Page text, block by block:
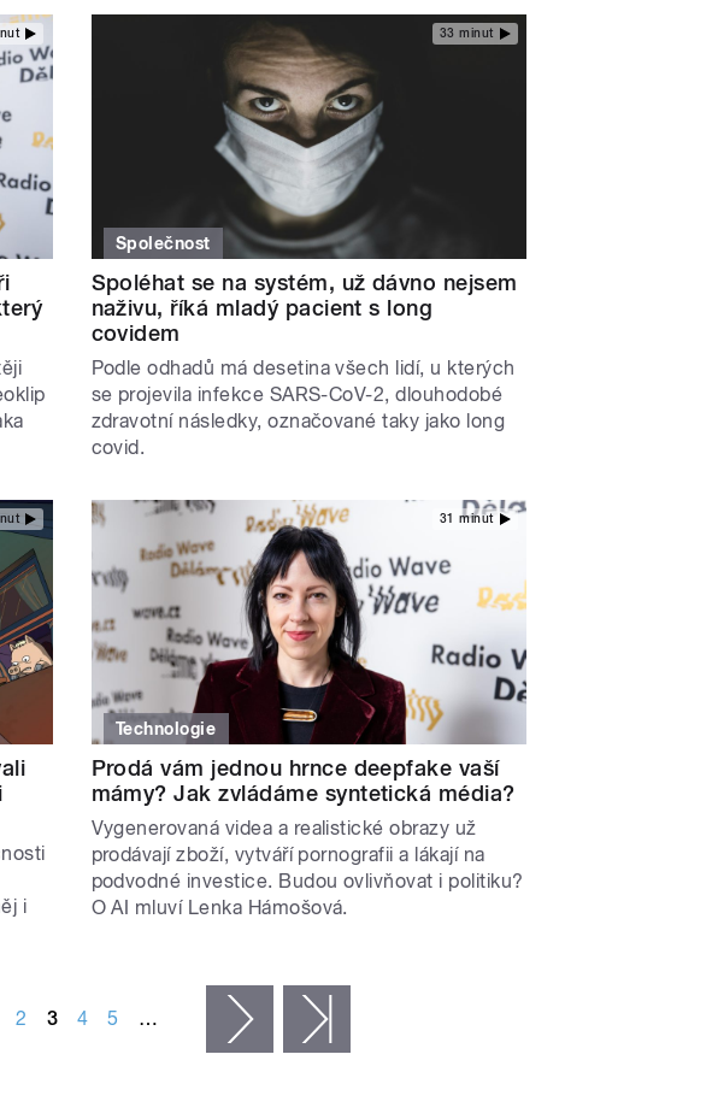
33 minut
Společnost
Spoléhat se na systém, už dávno nejsem
naživu, říká mladý pacient s long
covidem
Podle odhadů má desetina všech lidí, u kterých
se projevila infekce SARS-CoV-2, dlouhodobé
zdravotní následky, označované taky jako long
covid.
i
31 minut
Technologie
Prodá vám jednou hrnce deepfake vaší
mámy? Jak zvládáme syntetická média?
Vygenerovaná videa a realistické obrazy už
prodávají zboží, vytváří pornografii a lákají na
podvodné investice. Budou ovlivňovat i politiku?
O AI mluví Lenka Hámošová.
2 3 4 5 … následující ›